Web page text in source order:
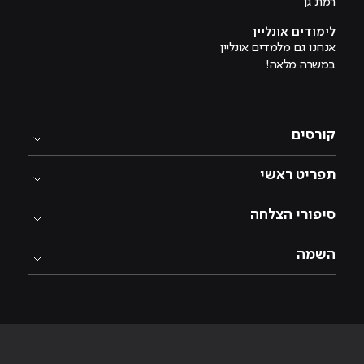
רמת גן
לימודים אונליין
אנחנו גם מלמדים אונליין
במשרה מלאה!
קורסים
תפריט ראשי
סיפורי הצלחה
השמה